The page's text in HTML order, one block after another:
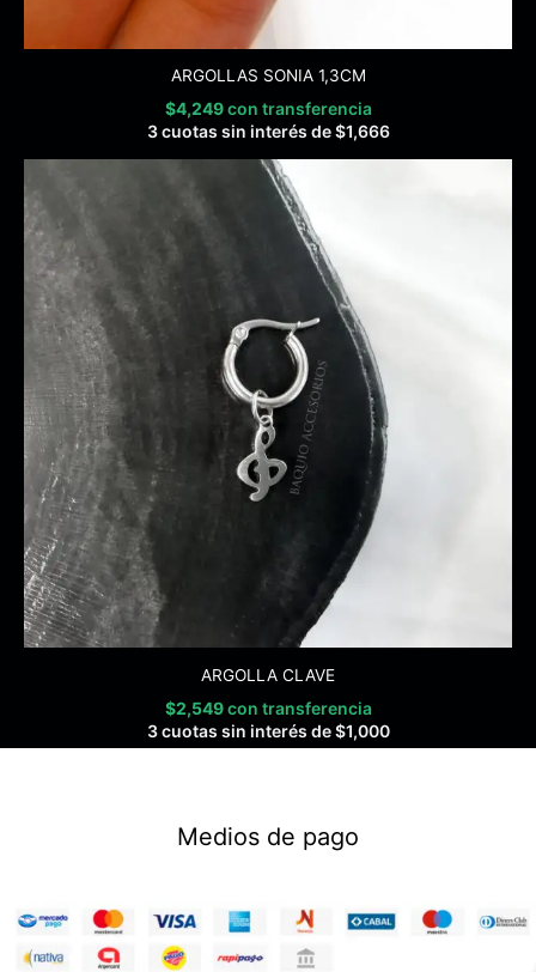
ARGOLLAS SONIA 1,3CM
$4,249 con transferencia
3 cuotas sin interés de$1,666
ARGOLLA CLAVE
$2,549 con transferencia
3 cuotas sin interés de$1,000
Medios de pago